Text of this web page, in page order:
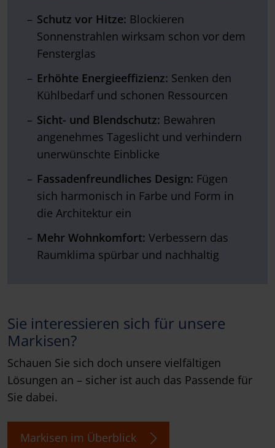
Schutz vor Hitze: Blockieren
Sonnenstrahlen wirksam schon vor dem
Fensterglas
Erhöhte Energieeffizienz: Senken den
Kühlbedarf und schonen Ressourcen
Sicht- und Blendschutz: Bewahren
angenehmes Tageslicht und verhindern
unerwünschte Einblicke
Fassadenfreundliches Design: Fügen
sich harmonisch in Farbe und Form in
die Architektur ein
Mehr Wohnkomfort: Verbessern das
Raumklima spürbar und nachhaltig
Sie interessieren sich für unsere
Markisen?
Schauen Sie sich doch unsere vielfältigen
Lösungen an – sicher ist auch das Passende für
Sie dabei.
Markisen im Überblick